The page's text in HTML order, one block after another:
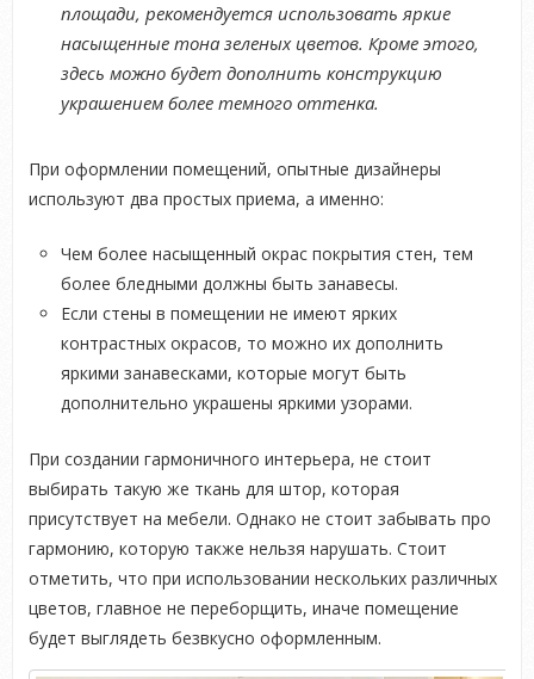
площади, рекомендуется использовать яркие
насыщенные тона зеленых цветов. Кроме этого,
здесь можно будет дополнить конструкцию
украшением более темного оттенка.
При оформлении помещений, опытные дизайнеры
используют два простых приема, а именно:
Чем более насыщенный окрас покрытия стен, тем
более бледными должны быть занавесы.
Если стены в помещении не имеют ярких
контрастных окрасов, то можно их дополнить
яркими занавесками, которые могут быть
дополнительно украшены яркими узорами.
При создании гармоничного интерьера, не стоит
выбирать такую же ткань для штор, которая
присутствует на мебели. Однако не стоит забывать про
гармонию, которую также нельзя нарушать. Стоит
отметить, что при использовании нескольких различных
цветов, главное не переборщить, иначе помещение
будет выглядеть безвкусно оформленным.